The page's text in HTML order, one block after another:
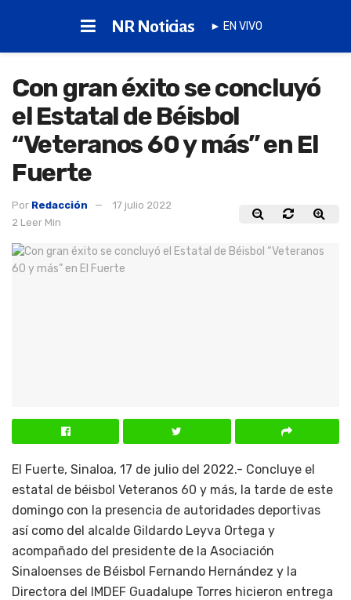
NR Noticias ► EN VIVO
Con gran éxito se concluyó
el Estatal de Béisbol
“Veteranos 60 y más” en El
Fuerte
Por Redacción
17 julio 2022
2 Leer Min
El Fuerte, Sinaloa, 17 de julio del 2022.- Concluye el
estatal de béisbol Veteranos 60 y más, la tarde de este
domingo con la presencia de autoridades deportivas
así como del alcalde Gildardo Leyva Ortega y
acompañado del presidente de la Asociación
Sinaloenses de Béisbol Fernando Hernández y la
Directora del IMDEF Guadalupe Torres hicieron entrega